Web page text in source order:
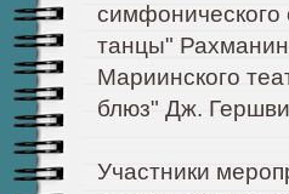
танцы"
Мариинского
блюз" Дж.
Участники